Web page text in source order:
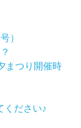
）
まつり開催時
ください♪